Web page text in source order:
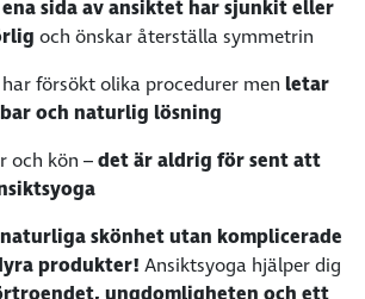
ena sida av ansiktet har sjunkit eller
och önskar återställa symmetrin
försökt olika procedurer men letar
och naturlig lösning
och kön –det är aldrig för sent att
skönhet utan komplicerade
produkter! Ansiktsyoga hjälper dig